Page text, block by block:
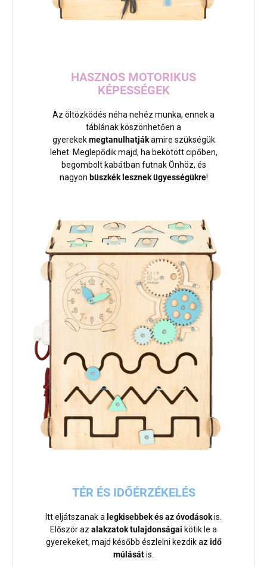
HASZNOS MOTORIKUS
KÉPESSÉGEK
Az öltözködés néha nehéz munka, ennek a
táblának köszönhetően a
gyerekek megtanulhatják amire szükségük
lehet. Meglepődik majd, ha bekötött cipőben,
begombolt kabátban futnak Önhöz, és
nagyon büszkék lesznek ügyességükre!
TÉR ÉS IDŐÉRZÉKELÉS
Itt eljátszanak a legkisebbek és az óvodásokis.
Először az alakzatok tulajdonságai kötik le a
gyerekeket, majd később észlelni kezdik az idő
múlásátis.